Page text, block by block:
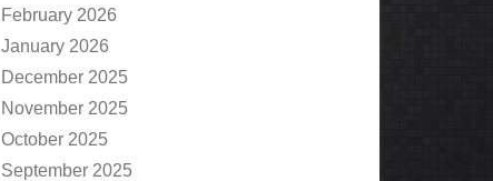
February 2026
January 2026
December 2025
November 2025
October 2025
September 2025